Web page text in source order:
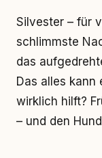
Silvester – für
schlimmste
das
Das alles kann
wirklich hilft?
– und den